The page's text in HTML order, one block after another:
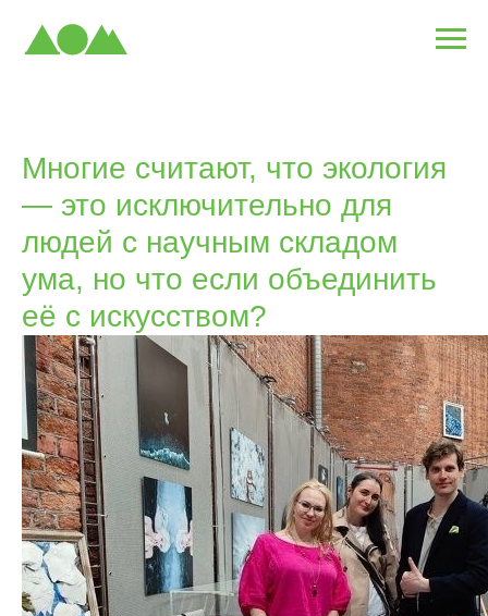
Многие считают, что экология
— это исключительно для
людей с научным складом
ума, но что если объединить
её с искусством?